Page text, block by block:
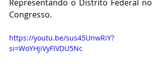
Representando o Distrito Federal no
Congresso.
https://youtu.be/sus45UnwRiY?
si=WoYHjiVyFIVDU5Nc